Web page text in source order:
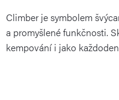
Climber je symbolem
a promyšlené funkčnosti.
kempování i jako